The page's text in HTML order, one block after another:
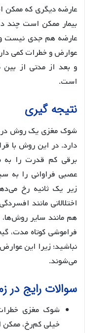
عارضه دیگری که
بیمار ممکن است چند
عارضه هم جدی نیست
عوارض و خطرات کمی
و بعد از مدتی از
است.
نتیجه گیری
شوک مغزی یک روش
دارد. در این روش با
برقی کم قدرت را به
عصبی فراوانی را به
زیر یک ثانیه رخ
اختلالاتی مانند
هم مانند سایر
فراموشی کوتاه مدت،
نباشید؛ زیرا این
می‌شوند.
سوالات رایج
شوک مغزی
خیلی کم‌رخ،